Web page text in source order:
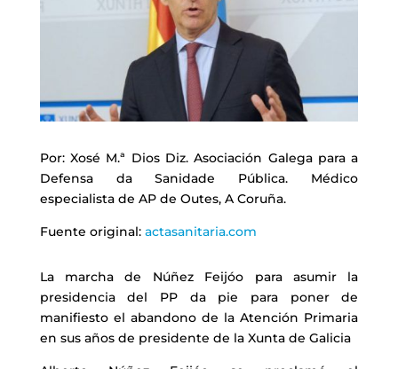
Por: Xosé M.ª Dios Diz. Asociación Galega para a
Defensa da Sanidade Pública. Médico
especialista de AP de Outes, A Coruña.
Fuente original: actasanitaria.com
La marcha de Núñez Feijóo para asumir la
presidencia del PP da pie para poner de
manifiesto el abandono de la Atención Primaria
en sus años de presidente de la Xunta de Galicia